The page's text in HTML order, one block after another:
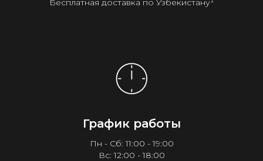
Бесплатная доставка по Узбекистану¹
График работы
Пн - Сб: 11:00 - 19:00
Вс: 12:00 - 18:00